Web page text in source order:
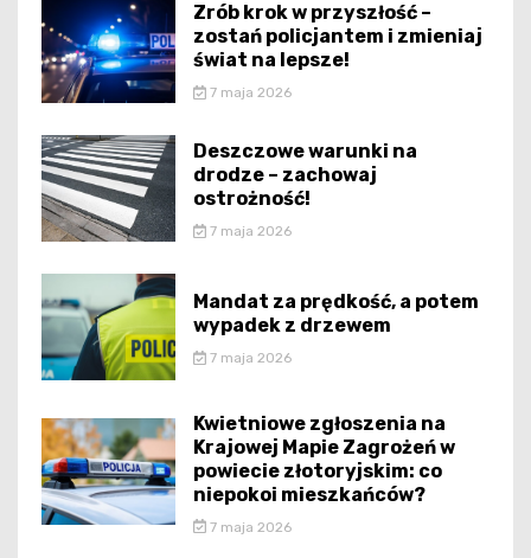
Zrób krok w przyszłość –
zostań policjantem i zmieniaj
świat na lepsze!
7 maja 2026
Deszczowe warunki na
drodze – zachowaj
ostrożność!
7 maja 2026
Mandat za prędkość, a potem
wypadek z drzewem
7 maja 2026
Kwietniowe zgłoszenia na
Krajowej Mapie Zagrożeń w
powiecie złotoryjskim: co
niepokoi mieszkańców?
7 maja 2026